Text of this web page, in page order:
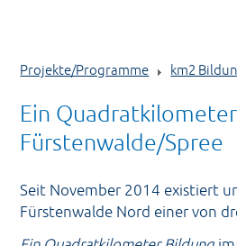
Niederlassungen
Projekte/Programme
Publikationen/Materialien
Der Trägerverein
Projekte/Programme km2
Ein
Fürstenwalde/Spree
Seit November 2014 existiert
Fürstenwalde Nord einer von